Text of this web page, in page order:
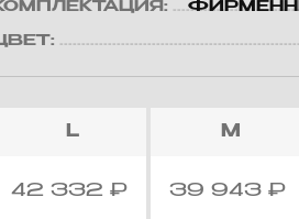
L
42 332₽
M
39 943₽